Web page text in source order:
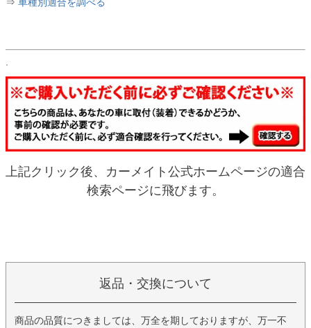
上記クリック後、カーメイト公式ホームページの適合
検索ページに飛びます。
返品・交換について
商品の品質につきましては、万全を期しておりますが、万一不